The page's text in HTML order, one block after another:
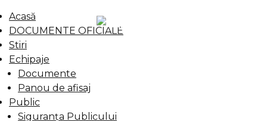
Acasă
DOCUMENTE OFICIALE
Stiri
Echipaje
Documente
Panou de afisaj
Public
Siguranța Publicului